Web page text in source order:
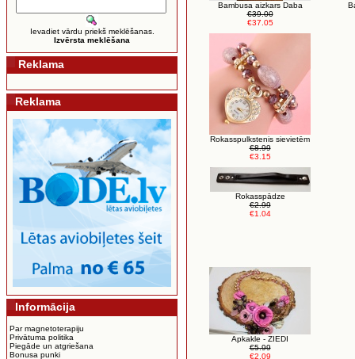
Ievadiet vārdu priekš meklēšanas.
Izvērsta meklēšana
Reklama
Reklama
Informācija
Par magnetoterapiju
Privātuma politika
Piegāde un atgriešana
Bonusa punki
Bambusa aizkars Daba
€39.00
€37.05
Rokasspulkstenis sievietēm
€8.99
€3.15
Rokasspādze
€2.99
€1.04
Apkakle - ZIEDI
€5.99
€2.09